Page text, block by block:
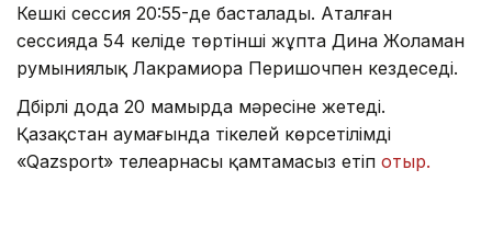
Кешкі сессия 20:55-де басталады. Аталған
сессияда 54 келіде төртінші жұпта Дина Жоламан
румыниялық Лакрамиора Перишочпен кездеседі.
Дүбірлі дода 20 мамырда мәресіне жетеді.
Қазақстан аумағында тікелей көрсетілімді
«Qazsport» телеарнасы қамтамасыз етіп отыр.